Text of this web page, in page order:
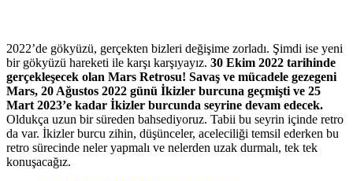
2022’de gökyüzü, gerçekten bizleri değişime zorladı. Şimdi ise yeni
bir gökyüzü hareketi ile karşı karşıyayız. 30 Ekim 2022 tarihinde
gerçekleşecek olan Mars Retrosu! Savaş ve mücadele gezegeni
Mars, 20 Ağustos 2022 günü İkizler burcuna geçmişti ve 25
Mart 2023’e kadar İkizler burcunda seyrine devam edecek.
Oldukça uzun bir süreden bahsediyoruz. Tabii bu seyrin içinde retro
da var. İkizler burcu zihin, düşünceler, aceleciliği temsil ederken bu
retro sürecinde neler yapmalı ve nelerden uzak durmalı, tek tek
konuşacağız.